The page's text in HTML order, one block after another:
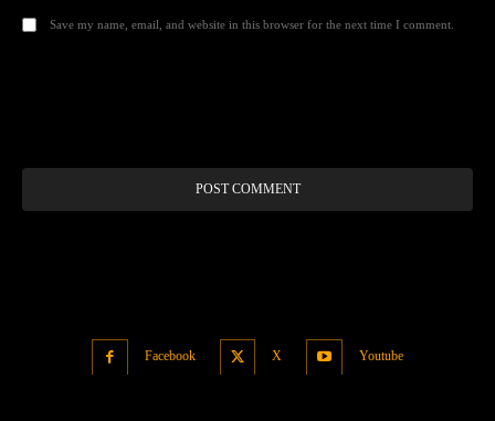
Save my name, email, and website in this browser for the next time I comment.
Facebook X Youtube